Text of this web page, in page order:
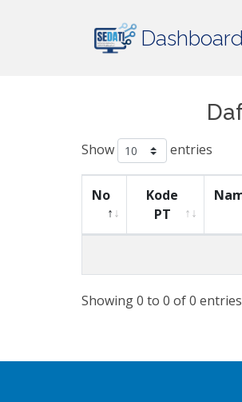
Show entries
No
Kode
PT
Showing 0 to 0 of 0 entries